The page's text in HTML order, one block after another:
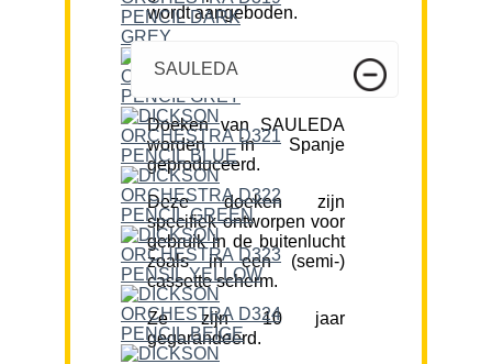
wordt aangeboden.
SAULEDA
Doeken van SAULEDA
worden in Spanje
geproduceerd.
Deze doeken zijn
specifiek ontworpen voor
gebruik in de buitenlucht
zoals in een (semi-)
cassette scherm.
Ze zijn 10 jaar
gegarandeerd.